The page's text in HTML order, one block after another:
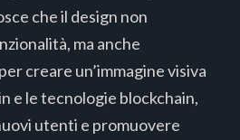
che il design non
ma anche
creare un’immagine visiva
e le tecnologie blockchain,
utenti e promuovere